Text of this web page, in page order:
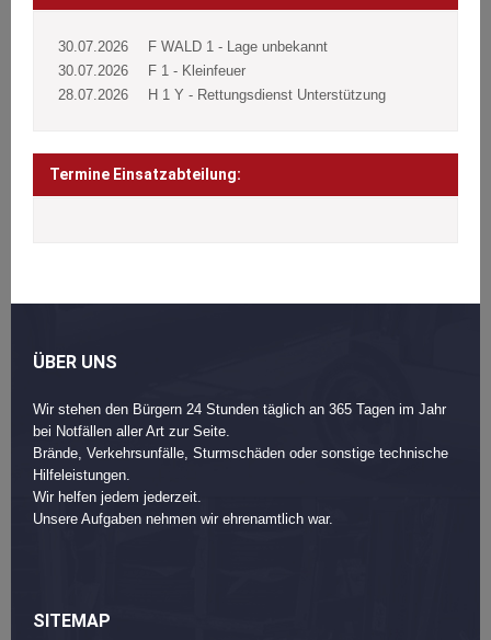
30.07.2026
F WALD 1 - Lage unbekannt
30.07.2026
F 1 - Kleinfeuer
28.07.2026
H 1 Y - Rettungsdienst Unterstützung
Termine Einsatzabteilung:
ÜBER UNS
Wir stehen den Bürgern 24 Stunden täglich an 365 Tagen im Jahr
bei Notfällen aller Art zur Seite.
Brände, Verkehrsunfälle, Sturmschäden oder sonstige technische
Hilfeleistungen.
Wir helfen jedem jederzeit.
Unsere Aufgaben nehmen wir ehrenamtlich war.
SITEMAP